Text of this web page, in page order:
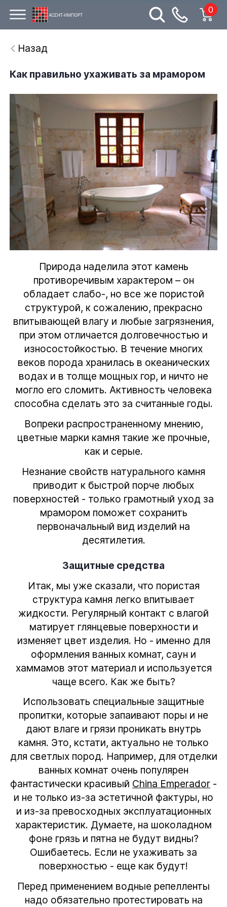
0
Назад
Как правильно ухаживать за мрамором
Природа наделила этот камень
противоречивым характером – он
обладает слабо-, но все же пористой
структурой, к сожалению, прекрасно
впитывающей влагу и любые загрязнения,
при этом отличается долговечностью и
износостойкостью. В течение многих
веков порода хранилась в океанических
водах и в толще мощных гор, и ничто не
могло его сломить. Активность человека
способна сделать это за считанные годы.
Вопреки распространенному мнению,
цветные марки камня такие же прочные,
как и серые.
Незнание свойств натурального камня
приводит к быстрой порче любых
поверхностей - только грамотный уход за
мрамором поможет сохранить
первоначальный вид изделий на
десятилетия.
Защитные средства
Итак, мы уже сказали, что пористая
структура камня легко впитывает
жидкости. Регулярный контакт с влагой
матирует глянцевые поверхности и
изменяет цвет изделия. Но - именно для
оформления ванных комнат, саун и
хаммамов этот материал и используется
чаще всего. Как же быть?
Использовать специальные защитные
пропитки, которые запаивают поры и не
дают влаге и грязи проникать внутрь
камня. Это, кстати, актуально не только
для светлых пород. Например, для отделки
ванных комнат очень популярен
фантастически красивый China Emperador -
и не только из-за эстетичной фактуры, но
и из-за превосходных эксплуатационных
характеристик. Думаете, на шоколадном
фоне грязь и пятна не будут видны?
Ошибаетесь. Если не ухаживать за
поверхностью - еще как будут!
Перед применением водные репелленты
надо обязательно протестировать на